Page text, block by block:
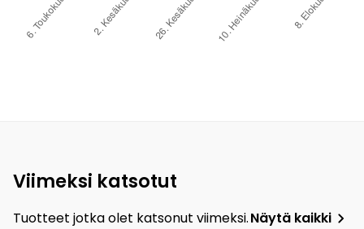
Viimeksi katsotut
Tuotteet jotka olet katsonut viimeksi.Näytä kaikki